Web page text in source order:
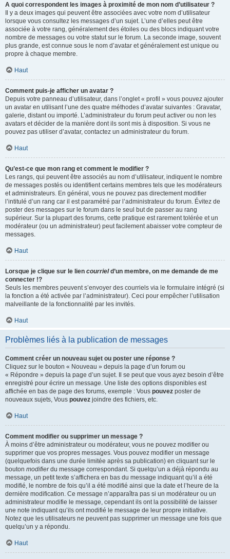
A quoi correspondent les images à proximité de mon nom d’utilisateur ?
Il y a deux images qui peuvent être associées avec votre nom d’utilisateur
lorsque vous consultez les messages d’un sujet. L’une d’elles peut être
associée à votre rang, généralement des étoiles ou des blocs indiquant votre
nombre de messages ou votre statut sur le forum. La seconde image, souvent
plus grande, est connue sous le nom d’avatar et généralement est unique ou
propre à chaque membre.
Haut
Comment puis-je afficher un avatar ?
Depuis votre panneau d’utilisateur, dans l’onglet « profil » vous pouvez ajouter
un avatar en utilisant l’une des quatre méthodes d’avatar suivantes : Gravatar,
galerie, distant ou importé. L’administrateur du forum peut activer ou non les
avatars et décider de la manière dont ils sont mis à disposition. Si vous ne
pouvez pas utiliser d’avatar, contactez un administrateur du forum.
Haut
Qu’est-ce que mon rang et comment le modifier ?
Les rangs, qui peuvent être associés au nom d’utilisateur, indiquent le nombre
de messages postés ou identifient certains membres tels que les modérateurs
et administrateurs. En général, vous ne pouvez pas directement modifier
l’intitulé d’un rang car il est paramétré par l’administrateur du forum. Évitez de
poster des messages sur le forum dans le seul but de passer au rang
supérieur. Sur la plupart des forums, cette pratique est rarement tolérée et un
modérateur (ou un administrateur) peut facilement abaisser votre compteur de
messages.
Haut
Lorsque je clique sur le lien courrield’un membre, on me demande de me
connecter !?
Seuls les membres peuvent s’envoyer des courriels via le formulaire intégré (si
la fonction a été activée par l’administrateur). Ceci pour empêcher l’utilisation
malveillante de la fonctionnalité par les invités.
Haut
Problèmes liés à la publication de messages
Comment créer un nouveau sujet ou poster une réponse ?
Cliquez sur le bouton « Nouveau » depuis la page d’un forum ou
« Répondre » depuis la page d’un sujet. Il se peut que vous ayez besoin d’être
enregistré pour écrire un message. Une liste des options disponibles est
affichée en bas de page des forums, exemple : Vous pouvez poster de
nouveaux sujets, Vous pouvez joindre des fichiers, etc.
Haut
Comment modifier ou supprimer un message ?
À moins d’être administrateur ou modérateur, vous ne pouvez modifier ou
supprimer que vos propres messages. Vous pouvez modifier un message
(quelquefois dans une durée limitée après sa publication) en cliquant sur le
bouton modifierdu message correspondant. Si quelqu’un a déjà répondu au
message, un petit texte s’affichera en bas du message indiquant qu’il a été
modifié, le nombre de fois qu’il a été modifié ainsi que la date et l’heure de la
dernière modification. Ce message n’apparaîtra pas si un modérateur ou un
administrateur modifie le message, cependant ils ont la possibilité de laisser
une note indiquant qu’ils ont modifié le message de leur propre initiative.
Notez que les utilisateurs ne peuvent pas supprimer un message une fois que
quelqu’un y a répondu.
Haut